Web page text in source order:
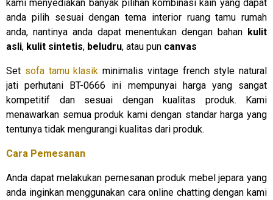
kami menyediakan banyak pilihan kombinasi kain yang dapat
anda pilih sesuai dengan tema interior ruang tamu rumah
anda, nantinya anda dapat menentukan dengan bahan kulit
asli, kulit sintetis, beludru, atau pun canvas
Set sofa tamu klasik minimalis vintage french style natural
jati perhutani BT-0666 ini mempunyai harga yang sangat
kompetitif dan sesuai dengan kualitas produk. Kami
menawarkan semua produk kami dengan standar harga yang
tentunya tidak mengurangi kualitas dari produk.
Cara Pemesanan
Anda dapat melakukan pemesanan produk mebel jepara yang
anda inginkan menggunakan cara online chatting dengan kami